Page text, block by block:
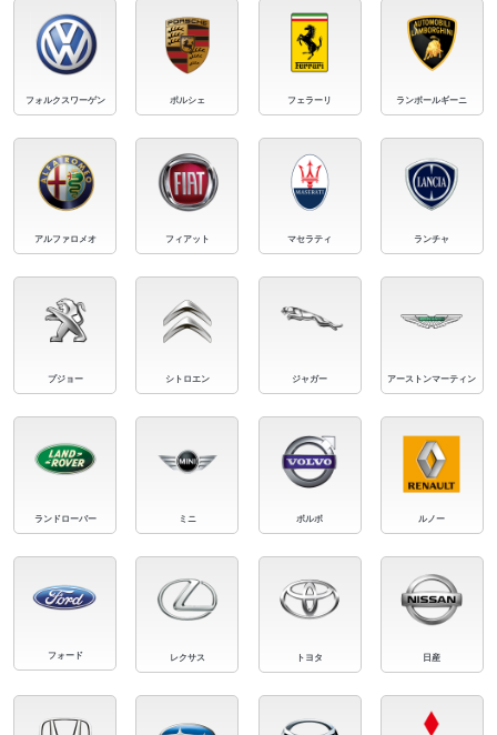
フォルクスワーゲン ポルシェ フェラーリ ランボールギーニ
アルファロメオ フィアット マセラティ ランチャ
プジョー シトロエン ジャガー アーストンマーティン
ランドローバー ミニ ボルボ ルノー
フォード レクサス トヨタ 日産